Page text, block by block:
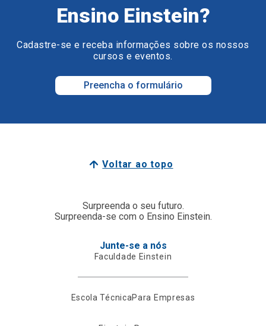
Ensino Einstein?
Cadastre-se e receba informações sobre os nossos
cursos e eventos.
Preencha o formulário
Voltar ao topo
Surpreenda o seu futuro.
Surpreenda-se com o Ensino Einstein.
Junte-se a nós
Faculdade Einstein
Escola TécnicaPara Empresas